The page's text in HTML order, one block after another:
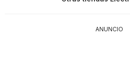
ANUNCIO